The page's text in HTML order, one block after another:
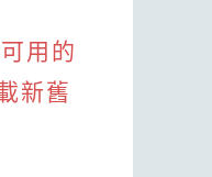
用的
新舊